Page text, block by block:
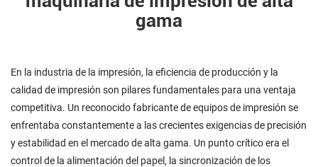
gama
En la industria de la impresión, la eficiencia de producción y la
calidad de impresión son pilares fundamentales para una ventaja
competitiva. Un reconocido fabricante de equipos de impresión se
enfrentaba constantemente a las crecientes exigencias de precisión
y estabilidad en el mercado de alta gama. Un punto crítico era el
control de la alimentación del papel, la sincronización de los